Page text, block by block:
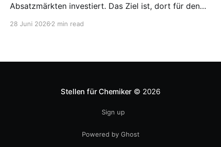
Absatzmärkten investiert. Das Ziel ist, dort für den
entwickeln. Diese Strategie ist von Toyota bekannt,
28 Juni 2026 2 min read
Stellen für Chemiker © 2026
Sign up
Powered by Ghost